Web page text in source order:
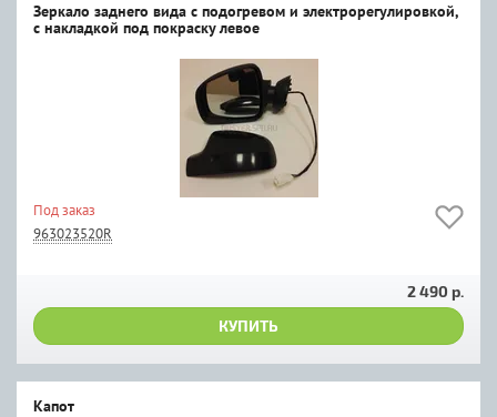
Зеркало заднего вида с подогревом и электрорегулировкой,
с накладкой под покраску левое
Под заказ
963023520R
2 490 р.
КУПИТЬ
Капот